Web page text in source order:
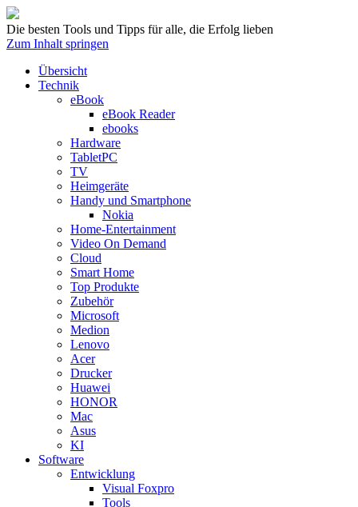
Die besten Tools und Tipps für alle, die Erfolg lieben
Zum Inhalt springen
Übersicht
Technik
eBook
eBook Reader
ebooks
Hardware
TabletPC
TV
Heimgeräte
Handy und Smartphone
Nokia
Home-Entertainment
Video On Demand
Cloud
Smart Home
Top Produkte
Zubehör
Microsoft
Medion
Lenovo
Acer
Drucker
Huawei
HONOR
Mac
Asus
KI
Software
Entwicklung
Visual Foxpro
Tools